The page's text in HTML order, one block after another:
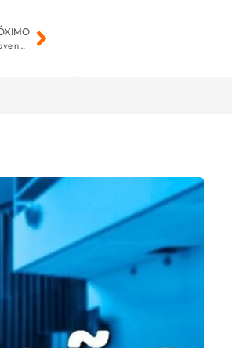
Batida frontal entre carretas deixa caminhoneiro em estado grave na MS-306, em Costa Rica